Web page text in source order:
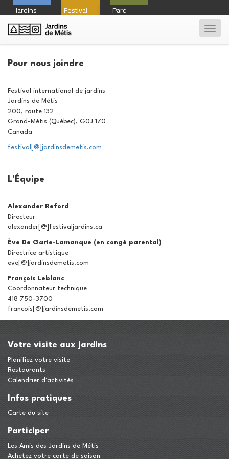
Jardins Festival Parc
Pour nous joindre
Festival international de jardins
Jardins de Métis
200, route 132
Grand-Métis (Québec), G0J 1Z0
Canada
festival[@]jardinsdemetis.com
L’Équipe
Alexander Reford
Directeur
alexander[@] festivaljardins.ca
Ève De Garie-Lamanque (en congé parental)
Directrice artistique
eve[@]jardinsdemetis.com
François Leblanc
Coordonnateur technique
418 750-3700
francois[@]jardinsdemetis.com
Votre visite aux jardins
Planifiez votre visite
Restaurants
Calendrier d'activités
Infos pratiques
Carte du site
Participer
Les Amis des Jardins de Métis
Achetez votre carte de saison